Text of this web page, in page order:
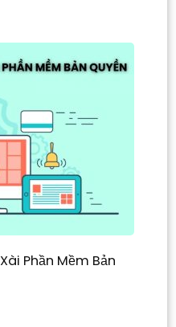
Phần Mềm Bản